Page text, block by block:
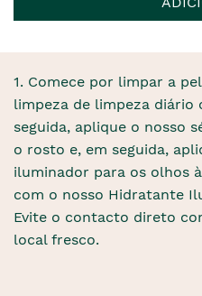
1. Comece por limpar a
limpeza de limpeza diário
seguida, aplique o nosso
o rosto e, em seguida,
iluminador para os olhos
com o nosso Hidratante
Evite o contacto direto
local fresco.